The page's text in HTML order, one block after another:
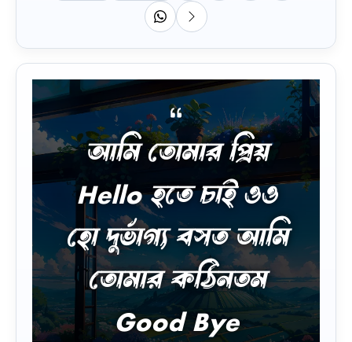
আমি তোমার প্রিয়
Hello হতে চাই ওও
হো দুর্ভাগ্য বসত আমি
তোমার কঠিনতম
Good Bye